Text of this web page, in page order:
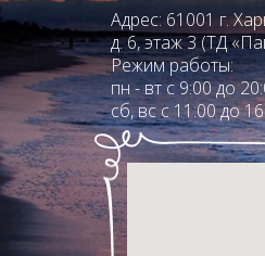
Адрес: 61001 г.
д. 6, этаж 3 (ТД
Режим работы:
пн - вт с 9:00 до
сб, вс с 11:00 до